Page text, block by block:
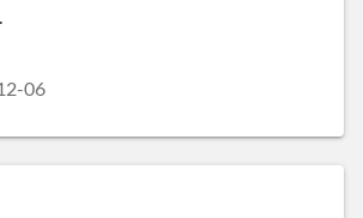
06